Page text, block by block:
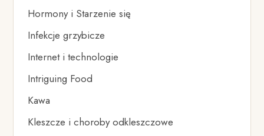
Hormony i Starzenie się
Infekcje grzybicze
Internet i technologie
Intriguing Food
Kawa
Kleszcze i choroby odkleszczowe